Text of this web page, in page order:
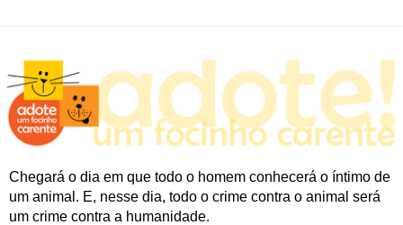
Chegará o dia em que todo o homem conhecerá o íntimo de
um animal. E, nesse dia, todo o crime contra o animal será
um crime contra a humanidade.